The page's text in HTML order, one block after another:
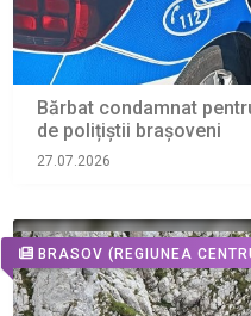
Bărbat condamnat
de polițiștii brașoveni
27.07.2026
BRASOV (REGIUNEA